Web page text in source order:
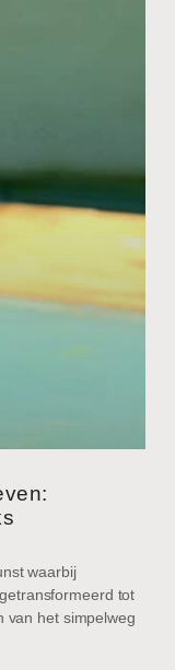
waarbij
tot
van het simpelweg